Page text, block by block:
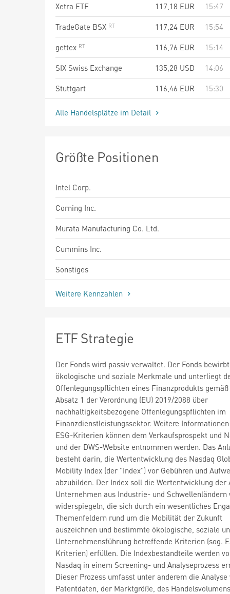
Xetra ETF
117,18 EUR
15:47
TradeGate BSX
117,24 EUR
15:54
gettex
116,76 EUR
15:14
SIX Swiss Exchange
135,28 USD
14:06
Stuttgart
116,46 EUR 15:30
Alle Handelsplätze im Detail
Größte Positionen
Intel Corp.
Corning Inc.
Murata Manufacturing Co. Ltd.
Cummins Inc.
Sonstiges
Weitere Kennzahlen
ETF Strategie
Der Fonds wird passiv verwaltet. Der Fonds bewirbt
ökologische und soziale Merkmale und unterliegt
Offenlegungspflichten eines Finanzprodukts
Absatz 1 der Verordnung (EU) 2019/2088 über
nachhaltigkeitsbezogene Offenlegungspflichten im
Finanzdienstleistungssektor. Weitere
ESG-Kriterien können dem Verkaufsprospekt und
und der DWS-Website entnommen werden. Das
besteht darin, die Wertentwicklung des Nasdaq
Mobility Index (der "Index") vor Gebühren und
abzubilden. Der Index soll die Wertentwicklung der
Unternehmen aus Industrie- und
widerspiegeln, die sich durch ein wesentliches
Themenfeldern rund um die Mobilität der Zukunft
auszeichnen und bestimmte ökologische, soziale
Unternehmensführung betreffende Kriterien (sog.
Kriterien) erfüllen. Die Indexbestandteile werden
Nasdaq in einem Screening- und Analyseprozess
Dieser Prozess umfasst unter anderem die Analyse
Patentdaten, der Marktgröße, des